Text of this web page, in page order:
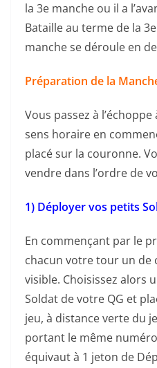
la 3e manche ou il a
Bataille au terme de la
manche se déroule en
Préparation de la
Vous passez à
sens horaire en
placé sur la couronne.
vendre dans l’ordre de
1) Déployer vos petits
En commençant par le
chacun votre tour un de
visible. Choisissez alors
Soldat de votre QG et
jeu, à distance verte du
portant le même
équivaut à 1 jeton de